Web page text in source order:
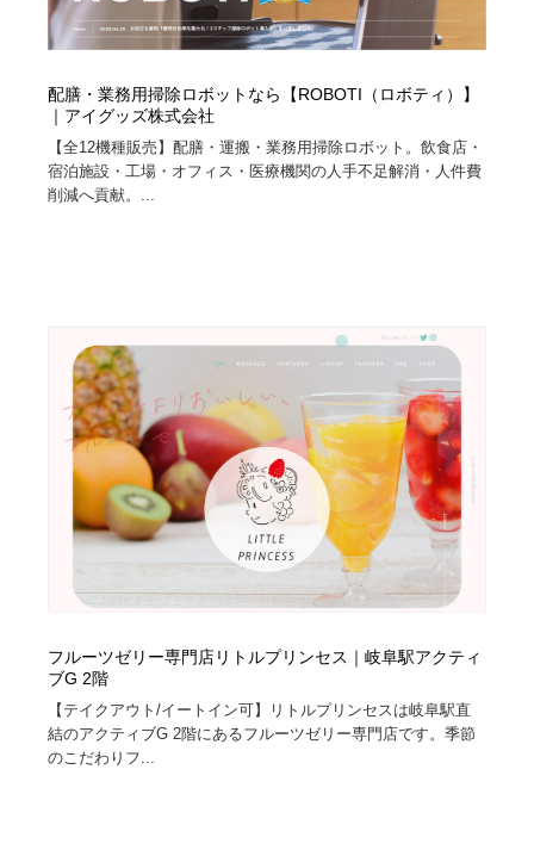
配膳・業務用掃除ロボットなら【ROBOTI（ロボティ）】
｜アイグッズ株式会社
【全12機種販売】配膳・運搬・業務用掃除ロボット。飲食店・
宿泊施設・工場・オフィス・医療機関の人手不足解消・人件費
削減へ貢献。...
フルーツゼリー専門店リトルプリンセス｜岐阜駅アクティ
ブG 2階
【テイクアウト/イートイン可】リトルプリンセスは岐阜駅直
結のアクティブG 2階にあるフルーツゼリー専門店です。季節
のこだわりフ...